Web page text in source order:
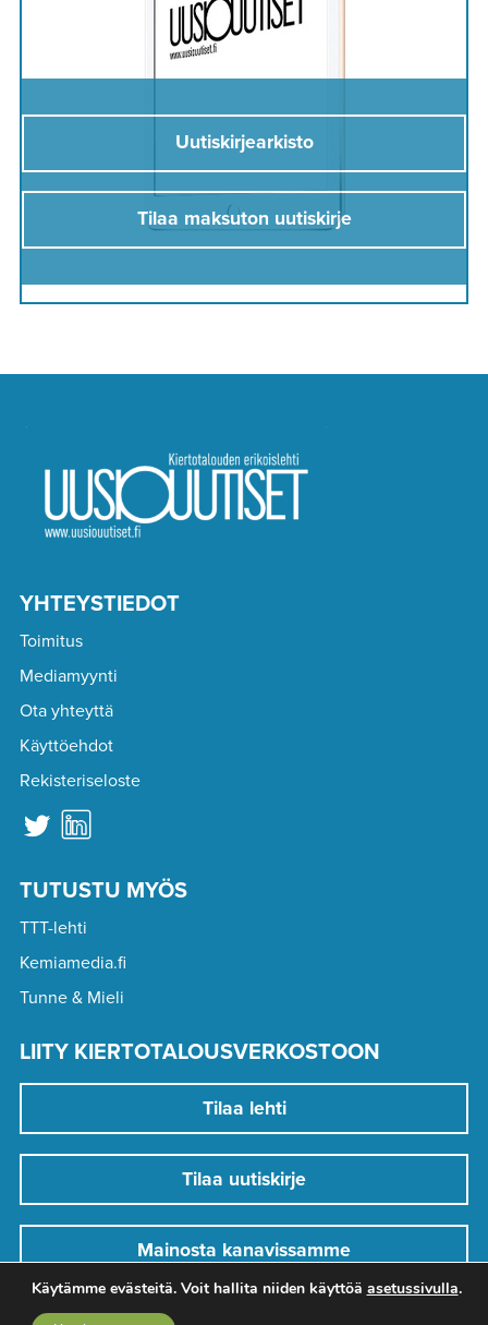
Uutiskirjearkisto
Tilaa maksuton uutiskirje
YHTEYSTIEDOT
Toimitus
Mediamyynti
Ota yhteyttä
Käyttöehdot
Rekisteriseloste
TUTUSTU MYÖS
TTT-lehti
Kemiamedia.fi
Tunne & Mieli
LIITY KIERTOTALOUSVERKOSTOON
Tilaa lehti
Tilaa uutiskirje
Mainosta kanavissamme
Käytämme evästeitä. Voit hallita niiden käyttöä asetussivulla.